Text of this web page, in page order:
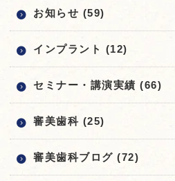
お知らせ (59)
インプラント (12)
セミナー・講演実績 (66)
審美歯科 (25)
審美歯科ブログ (72)